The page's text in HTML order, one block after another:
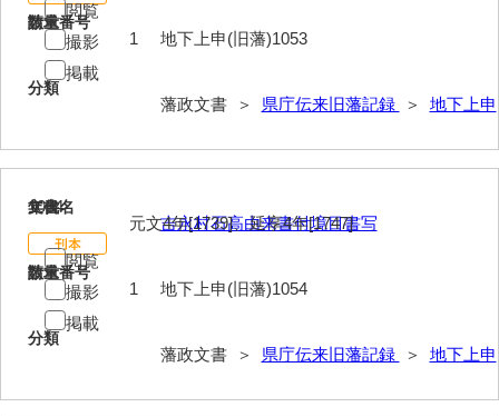
請求番号
地下上申(旧藩)1053
分類
藩政文書 ＞ 県庁伝来旧藩記録 ＞ 地下上申
数量
1
閲覧
撮影
掲載
1054
文書名
吉永村石高由来書付境目書写
請求番号
地下上申(旧藩)1054
分類
藩政文書 ＞ 県庁伝来旧藩記録 ＞ 地下上申
年代
元文4年[1739]、延享4年[1747]
数量
1
閲覧
撮影
掲載